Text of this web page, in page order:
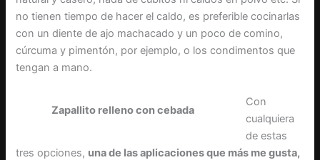
no tienen tiempo de hacer el caldo, es preferible cocinarlas
con un diente de ajo machacado y un poco de comino,
cúrcuma y pimentón, por ejemplo, o los condimentos que
tengan a mano.
Zapallito relleno con cebada
Con
cualquiera
de estas
tres opciones, una de las aplicaciones que más me gusta,